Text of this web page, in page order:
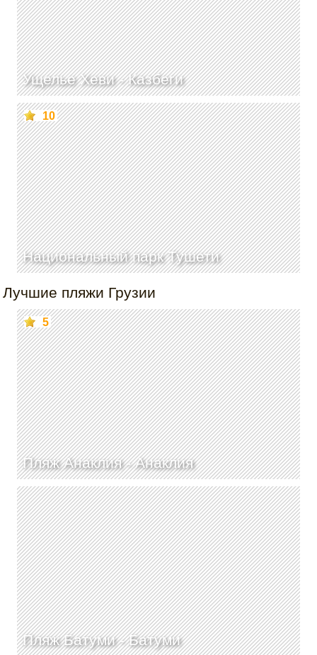
Ущелье Хеви -Казбеги
Национальный парк Тушети
10
Лучшие пляжи Грузии
Пляж Анаклия -Анаклия
5
Пляж Батуми -Батуми